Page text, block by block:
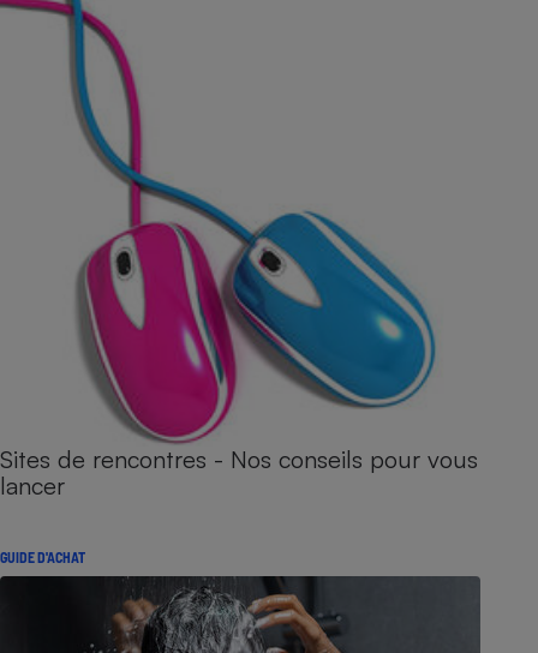
Sites de rencontres - Nos conseils pour vous
lancer
GUIDE D'ACHAT